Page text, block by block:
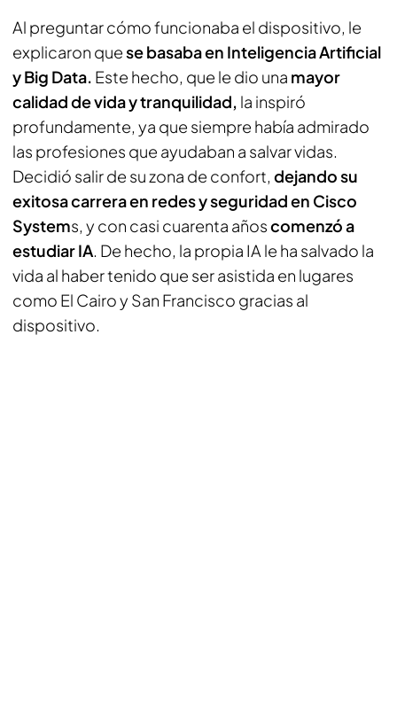
Al preguntar cómo funcionaba el dispositivo, le
explicaron quese basaba en Inteligencia Artificial
y Big Data. Este hecho, que le dio una mayor
calidad de vida y tranquilidad, la inspiró
profundamente, ya que siempre había admirado
las profesiones que ayudaban a salvar vidas.
Decidió salir de su zona de confort, dejando su
exitosa carrera en redes y seguridad en Cisco
Systems, y con casi cuarenta añoscomenzó a
estudiar IA. De hecho, la propia IA le ha salvado la
vida al haber tenido que ser asistida en lugares
como El Cairo y San Francisco gracias al
dispositivo.